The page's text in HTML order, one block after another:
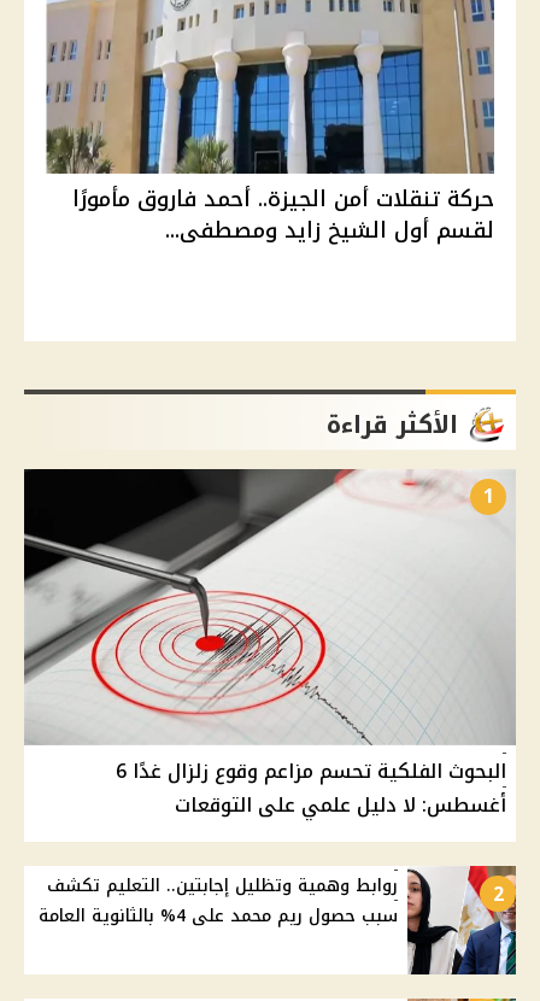
حركة تنقلات أمن الجيزة.. أحمد فاروق مأمورًا
لقسم أول الشيخ زايد ومصطفى...
الأكثر قراءة
1
البحوث الفلكية تحسم مزاعم وقوع زلزال غدًا 6
أغسطس: لا دليل علمي على التوقعات
2
روابط وهمية وتظليل إجابتين.. التعليم تكشف
سبب حصول ريم محمد على 4% بالثانوية العامة